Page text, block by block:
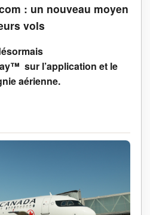
: un nouveau moyen
vols
sur l’application et le
aérienne.